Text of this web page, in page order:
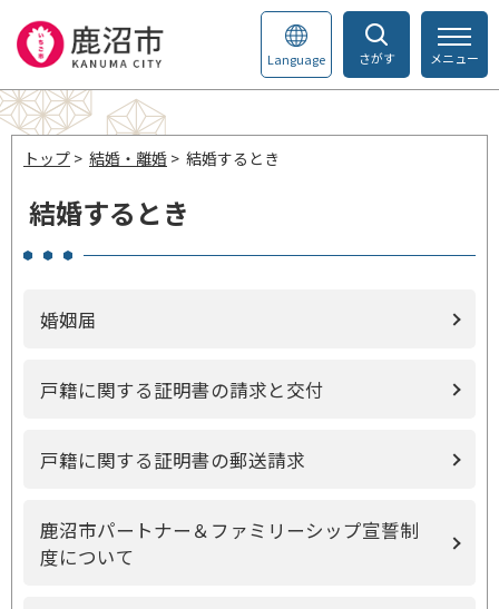
さがす
Language メニュー
トップ > 結婚・離婚 > 結婚するとき
結婚するとき
婚姻届
戸籍に関する証明書の請求と交付
戸籍に関する証明書の郵送請求
鹿沼市パートナー＆ファミリーシップ宣誓制
度について